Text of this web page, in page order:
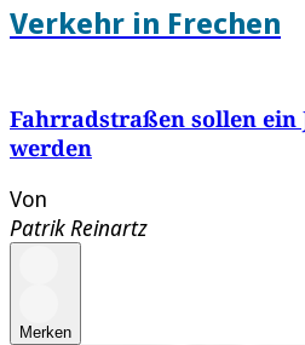
Verkehr in Frechen
Fahrradstraßen sollen ein
werden
Von
Patrik Reinartz
Merken